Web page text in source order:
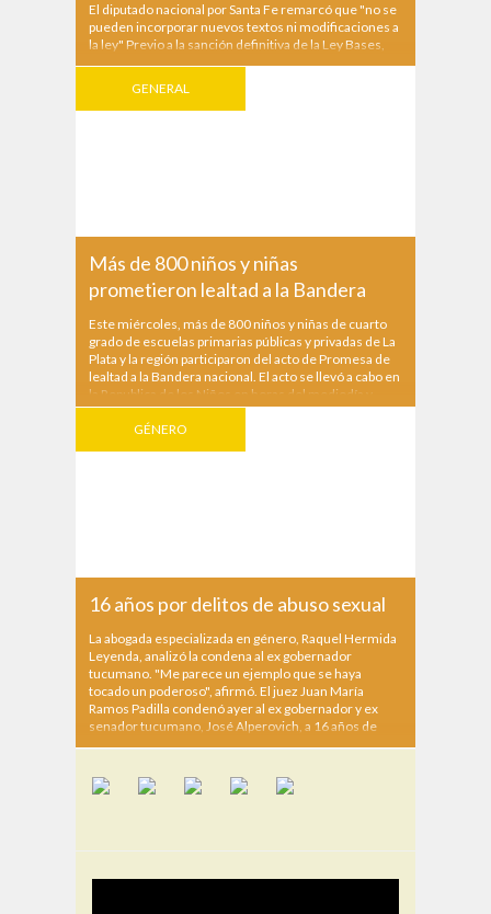
El diputado nacional por Santa Fe remarcó que "no se
pueden incorporar nuevos textos ni modificaciones a
la ley" Previo a la sanción definitiva de la Ley Bases,
el diputado nacional por Santa Fe de Coalición Federal
no se pueden incorporar...
GENERAL
Más de 800 niños y niñas
prometieron lealtad a la Bandera
Este miércoles, más de 800 niños y niñas de cuarto
grado de escuelas primarias públicas y privadas de La
Plata y la región participaron del acto de Promesa de
lealtad a la Bandera nacional. El acto se llevó a cabo en
la Republica de los Niños en horas del mediodía y
estuvieron presentes el...
GÉNERO
16 años por delitos de abuso sexual
La abogada especializada en género, Raquel Hermida
Leyenda, analizó la condena al ex gobernador
tucumano. "Me parece un ejemplo que se haya
tocado un poderoso", afirmó. El juez Juan María
Ramos Padilla condenó ayer al ex gobernador y ex
senador tucumano, José Alperovich, a 16 años de
prisión...